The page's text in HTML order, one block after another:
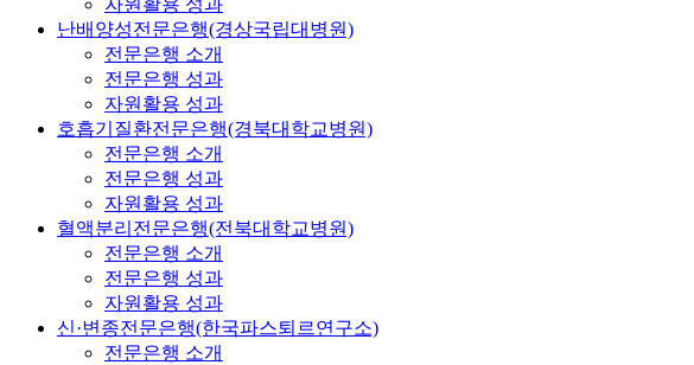
난배양성전문은행(경상국립대병원)
전문은행 소개
전문은행 성과
자원활용 성과
호흡기질환전문은행(경북대학교병원)
전문은행 소개
전문은행 성과
자원활용 성과
혈액분리전문은행(전북대학교병원)
전문은행 소개
전문은행 성과
자원활용 성과
신·변종전문은행(한국파스퇴르연구소)
전문은행 소개